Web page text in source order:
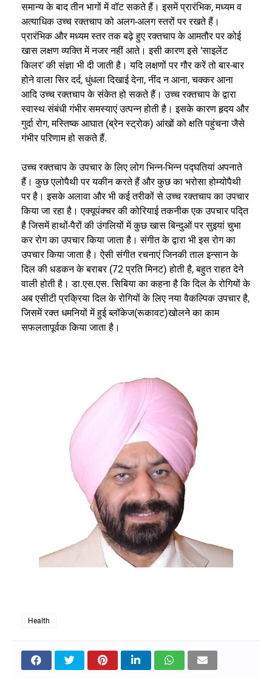
समान्य के बाद तीन भागों में वॉट सकते हैं। इसमें प्रारंभिक, मध्यम व
अत्याधिक उच्च रक्तचाप को अलग-अलग स्तरों पर रखते हैं।
प्रारंभिक और मध्यम स्तर तक बढ़े हुए रक्तचाप के आमतौर पर कोई
खास लक्षण व्यक्ति में नजर नहीं आते। इसी कारण इसे ‘साइलेंट
किलर’ की संज्ञा भी दी जाती है। यदि लक्षणों पर गौर करें तो बार-बार
होने वाला सिर दर्द, धुंधला दिखाई देना, नींद न आना, चक्कर आना
आदि उच्च रक्तचाप के संकेत हो सकते हैं। उच्च रक्तचाप के द्वारा
स्वास्थ संबंधी गंभीर समस्याएं उत्पन्न होती है। इसके कारण हृदय और
गुर्दा रोग, मस्तिष्क आघात (ब्रेन स्ट्रोक) आंखों को क्षति पहुंचना जैसे
गंभीर परिणाम हो सकते हैं.
उच्च रक्तचाप के उपचार के लिए लोग भिन्न-भिन्न पद्घतियां अपनाते
हैं। कुछ एलोपैथी पर यकीन करते हैं और कुछ का भरोसा होम्योपैथी
पर है। इसके अलावा और भी कई तरीकों से उच्च रक्तचाप का उपचार
किया जा रहा है। एक्यूपंक्चर की कोरियाई तकनीक एक उपचार पद्ति
है जिसमें हाथों-पैरों की उंगलियों में कुछ खास बिन्दुओं पर सुइयां चुभा
कर रोग का उपचार किया जाता है। संगीत के द्वारा भी इस रोग का
उपचार किया जाता है। ऐसी संगीत रचनाएं जिनकी ताल इन्सान के
दिल की धडकन के बराबर (72 प्रति मिनट) होती है, बहुत राहत देने
वाली होती है। डा.एस.एस. सिबिया का कहना है कि दिल के रोगियों के
अब एसीटी प्रक्रिया दिल के रोगियों के लिए नया वैकल्पिक उपचार है,
जिसमें रक्त धमनियों में हुई ब्लॉकेज(रूकावट)खोलने का काम
सफलतापूर्वक किया जाता है।
Health